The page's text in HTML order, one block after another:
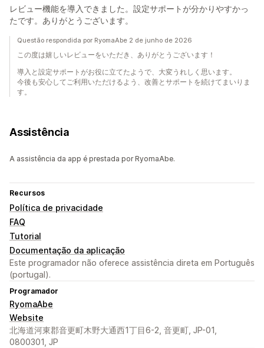
レビュー機能を導入できました。設定サポートが分かりやすかっ
たです。ありがとうございます。
Questão respondida por RyomaAbe 2 de junho de 2026
この度は嬉しいレビューをいただき、ありがとうございます！
導入と設定サポートがお役に立てたようで、大変うれしく思います。
今後も安心してご利用いただけるよう、改善とサポートを続けてまいりま
す。
Assistência
A assistência da app é prestada por RyomaAbe.
Recursos
Política de privacidade
FAQ
Tutorial
Documentação da aplicação
Este programador não oferece assistência direta em Português
(portugal).
Programador
RyomaAbe
Website
北海道河東郡音更町木野大通西1丁目6-2, 音更町, JP-01,
0800301, JP